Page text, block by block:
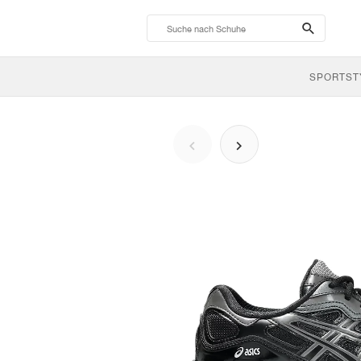
search-
btn